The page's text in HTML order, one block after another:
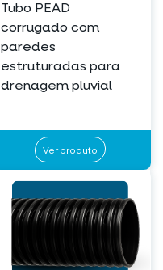
Tubo PEAD
corrugado com
paredes
estruturadas para
drenagem pluvial
Ver produto